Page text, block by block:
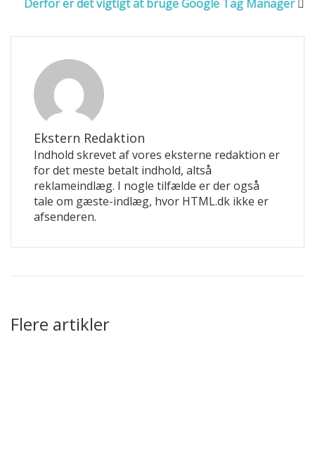
Derfor er det vigtigt at bruge Google Tag Manager
Ekstern Redaktion
Indhold skrevet af vores eksterne redaktion er
for det meste betalt indhold, altså
reklameindlæg. I nogle tilfælde er der også
tale om gæste-indlæg, hvor HTML.dk ikke er
afsenderen.
Flere artikler